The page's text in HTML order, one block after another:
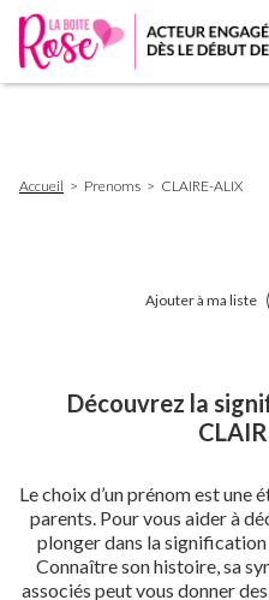
d'Ariane
Accueil Prenoms CLAIRE-ALIX
Ajouter à ma liste
Découvrez la
Le choix d’un prénom est
parents. Pour vous aider à
plonger dans la
Connaître son histoire, sa
associés peut vous donner